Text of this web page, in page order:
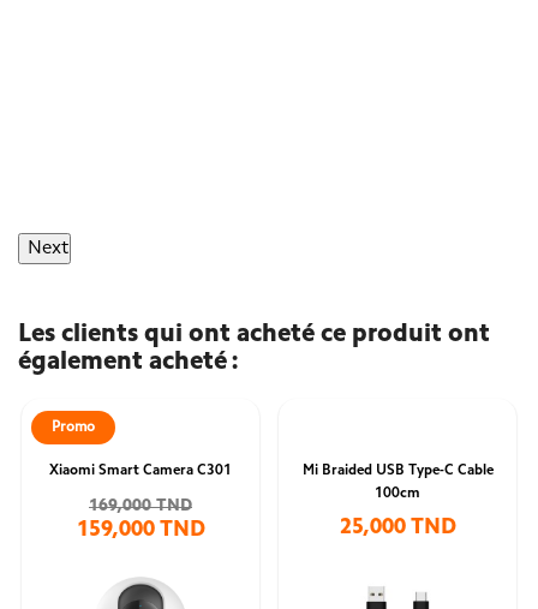
Next
Les clients qui ont acheté ce produit ont
également acheté :
Xiaomi Smart Camera C301
169,000 TND
159,000 TND
Promo
Mi Braided USB Type-C Cable
100cm
25,000 TND